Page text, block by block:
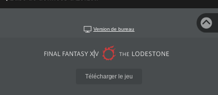
Version de bureau
Télécharger le jeu